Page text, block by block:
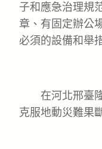
子和應急治理規
章、有固定辦公
必須的設備和舉
在河北邢臺隆
克服地動災難果